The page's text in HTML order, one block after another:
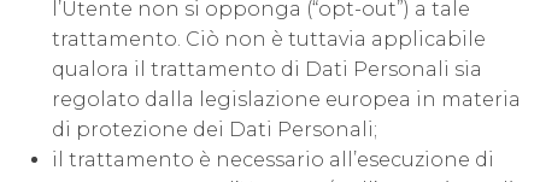
l’Utente non si opponga (“opt-out”) a tale
trattamento. Ciò non è tuttavia applicabile
qualora il trattamento di Dati Personali sia
regolato dalla legislazione europea in materia
di protezione dei Dati Personali;
il trattamento è necessario all’esecuzione di